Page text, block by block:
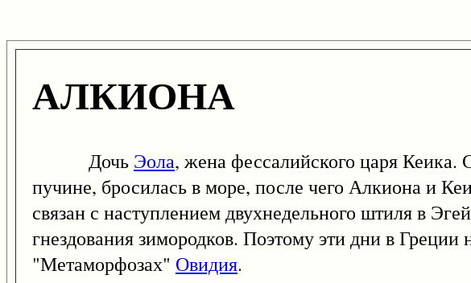
АЛКИОНА
Дочь Эола, жена фессалийского царя Кеика.
пучине, бросилась в море, после чего Алкиона и
связан с наступлением двухнедельного штиля в
гнездования зимородков. Поэтому эти дни в
"Метаморфозах" Овидия.